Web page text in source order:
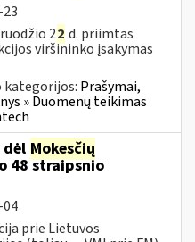
22 d. priimtas
viršininko įsakymas
kategorijos: Prašymai,
» Duomenų teikimas
dėl Mokesčių
48 straipsnio
prie Lietuvos